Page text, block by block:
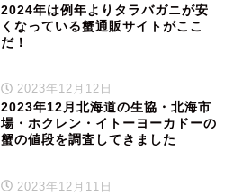
2024年は例年よりタラバガニが安
くなっている蟹通販サイトがここ
だ！
2023年12月12日
2023年12月北海道の生協・北海市
場・ホクレン・イトーヨーカドーの
蟹の値段を調査してきました
2023年12月11日